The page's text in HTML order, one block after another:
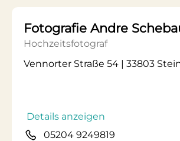
Fotografie Andre
Hochzeitsfotograf
Vennorter Straße 54 | 33803
Details anzeigen
05204 9249819